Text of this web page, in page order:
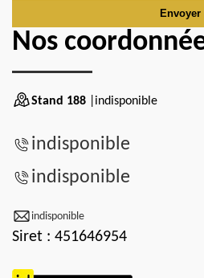
Nos
Stand 188 |indisponible
indisponible
indisponible
indisponible
Siret : 451646954